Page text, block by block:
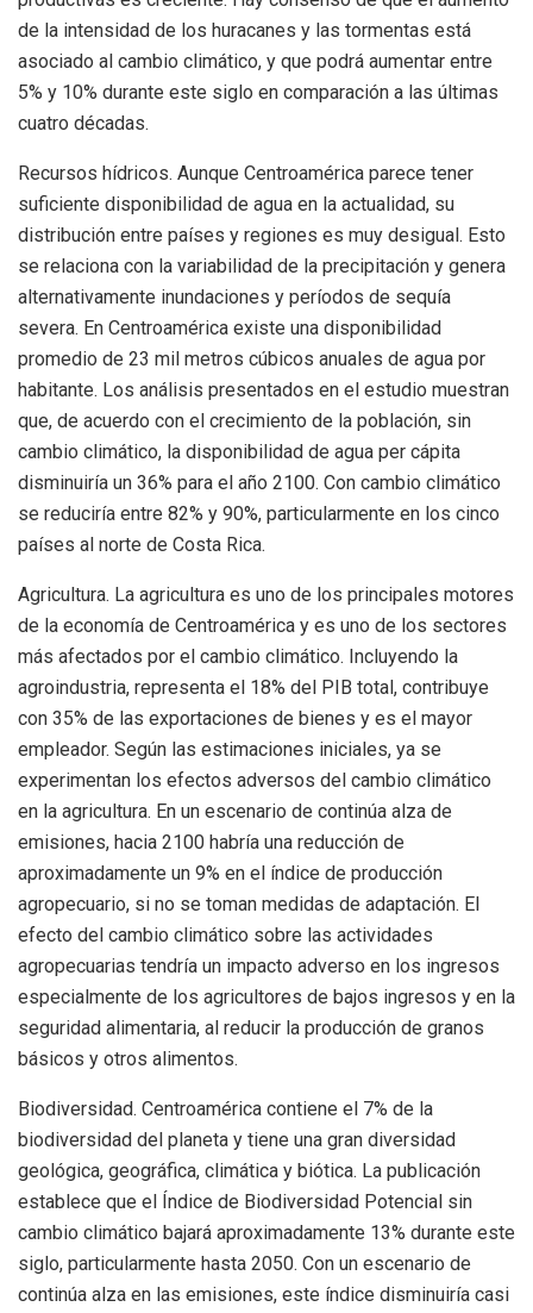
de la intensidad de los huracanes y las tormentas está
asociado al cambio climático, y que podrá aumentar entre
5% y 10% durante este siglo en comparación a las últimas
cuatro décadas.
Recursos hídricos. Aunque Centroamérica parece tener
suficiente disponibilidad de agua en la actualidad, su
distribución entre países y regiones es muy desigual. Esto
se relaciona con la variabilidad de la precipitación y genera
alternativamente inundaciones y períodos de sequía
severa. En Centroamérica existe una disponibilidad
promedio de 23 mil metros cúbicos anuales de agua por
habitante. Los análisis presentados en el estudio muestran
que, de acuerdo con el crecimiento de la población, sin
cambio climático, la disponibilidad de agua per cápita
disminuiría un 36% para el año 2100. Con cambio climático
se reduciría entre 82% y 90%, particularmente en los cinco
países al norte de Costa Rica.
Agricultura. La agricultura es uno de los principales motores
de la economía de Centroamérica y es uno de los sectores
más afectados por el cambio climático. Incluyendo la
agroindustria, representa el 18% del PIB total, contribuye
con 35% de las exportaciones de bienes y es el mayor
empleador. Según las estimaciones iniciales, ya se
experimentan los efectos adversos del cambio climático
en la agricultura. En un escenario de continúa alza de
emisiones, hacia 2100 habría una reducción de
aproximadamente un 9% en el índice de producción
agropecuario, si no se toman medidas de adaptación. El
efecto del cambio climático sobre las actividades
agropecuarias tendría un impacto adverso en los ingresos
especialmente de los agricultores de bajos ingresos y en la
seguridad alimentaria, al reducir la producción de granos
básicos y otros alimentos.
Biodiversidad. Centroamérica contiene el 7% de la
biodiversidad del planeta y tiene una gran diversidad
geológica, geográfica, climática y biótica. La publicación
establece que el Índice de Biodiversidad Potencial sin
cambio climático bajará aproximadamente 13% durante este
siglo, particularmente hasta 2050. Con un escenario de
continúa alza en las emisiones, este índice disminuiría casi